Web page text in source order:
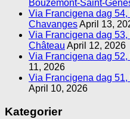
Bouzemont-Saint-
Via Francigena dag 54,
ChavangesApril 13,
Via Francigena dag
Château April 12, 2026
Via Francigena dag
11, 2026
Via Francigena dag
April 10, 2026
Kategorier